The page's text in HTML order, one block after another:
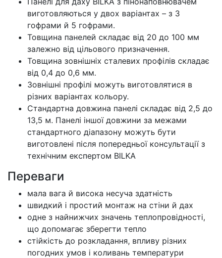
виготовляються у двох варіантах – з 3
гофрами й 5 гофрами.
Товщина панелей складає від 20 до 100 мм
залежно від цільового призначення.
Товщина зовнішніх сталевих профілів складає
від 0,4 до 0,6 мм.
Зовнішні профілі можуть виготовлятися в
різних варіантах кольору.
Стандартна довжина панелі складає від 2,5 до
13,5 м. Панелі іншої довжини за межами
стандартного діапазону можуть бути
виготовлені після попередньої консультації з
технічним експертом BILKA
Переваги
мала вага й висока несуча здатність
швидкий і простий монтаж на стіни й дах
одне з найнижчих значень теплопровідності,
що допомагає зберегти тепло
стійкість до розкладання, впливу різних
погодних умов і коливань температури